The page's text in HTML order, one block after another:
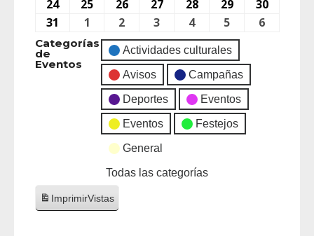
24
25 26 27 28 29
30
31
1 2 3 4 5 6
Categorías
de
Eventos
Actividades culturales
Avisos Campañas
Deportes Eventos
Eventos Festejos
General
Todas las categorías
ImprimirVistas